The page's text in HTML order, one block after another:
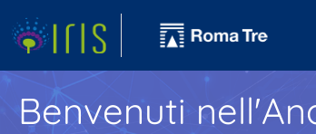
Benvenuti